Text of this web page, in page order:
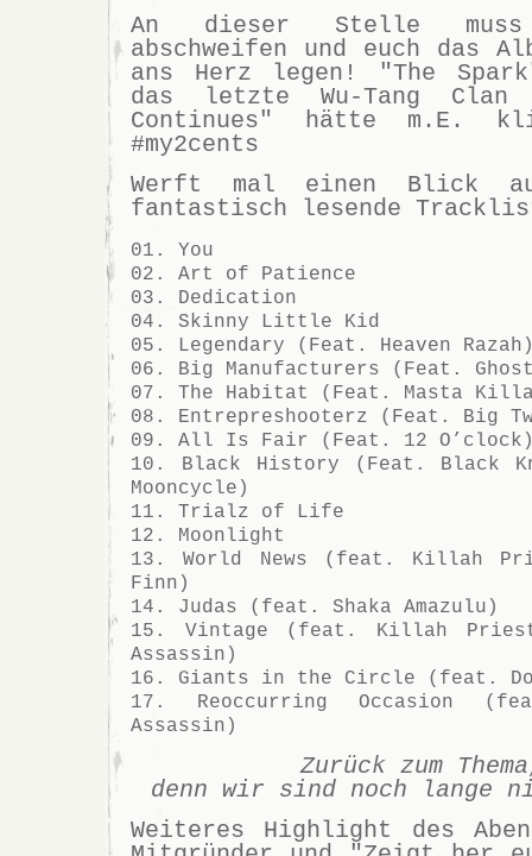
An dieser Stelle
abschweifen und euch das
ans Herz legen! "The
das letzte Wu-Tang Clan
Continues" hätte m.E.
#my2cents
Werft mal einen Blick
fantastisch lesende
01. You
02. Art of Patience
03. Dedication
04. Skinny Little Kid
05. Legendary (Feat. Heaven
06. Big Manufacturers (Feat.
07. The Habitat (Feat. Masta Killa
08. Entrepreshooterz (Feat. Big
09. All Is Fair (Feat. 12
10. Black History (Feat. Black
Mooncycle)
11. Trialz of Life
12. Moonlight
13. World News (feat. Killah
Finn)
14. Judas (feat. Shaka Amazulu)
15. Vintage (feat. Killah Priest
Assassin)
16. Giants in the Circle (feat.
17. Reoccurring Occasion
Assassin)
Zurück zum
denn wir sind noch lange
Weiteres Highlight des